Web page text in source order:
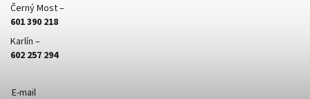
Černý Most –
601 390 218
Karlín –
602 257 294
E-mail